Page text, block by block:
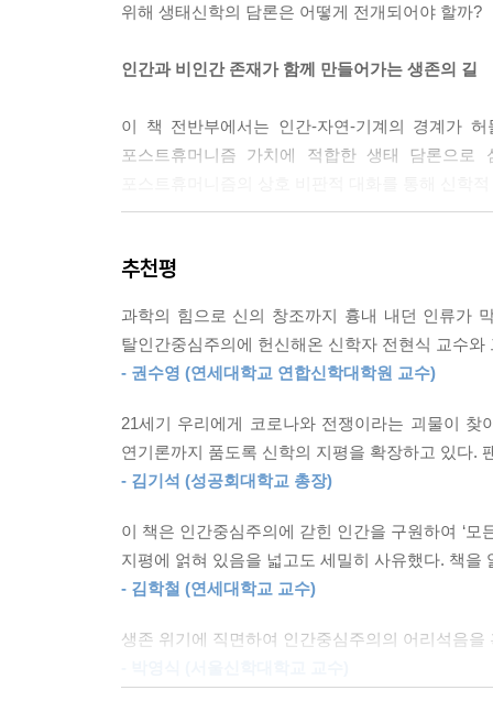
위해 생태신학의 담론은 어떻게 전개되어야 할까?
인간과 비인간 존재가 함께 만들어가는 생존의 길
이 책 전반부에서는 인간-자연-기계의 경계가
포스트휴머니즘 가치에 적합한 생태 담론으로
종교와 과학의 대화가 활발해지면서 필림 해프
이 책은 ‘공동-창조자’ 개념의 성서적 근거를
구체적으로 살핌으로써 인간과 비인간 존재의 공
관계성’ 관점으로 행위소를 재인식하여 인간중
자발성과 활기에 주목함으로써 정치 생태학의 가
제공하고 생태적 사유를 가능하게 하는 등 순기
이론과 생태적 사유를 신학에 접목할 수 있는 방향
상황에 필요한 책임의 개념과 주체 설정을 재고
추천평
과학의 힘으로 신의 창조까지 흉내 내던 인류가
탈인간중심주의에 헌신해온 신학자 전현식 교수
- 권수영 (연세대학교 연합신학대학원 교수)
21세기 우리에게 코로나와 전쟁이라는 괴물이
연기론까지 품도록 신학의 지평을 확장하고 있다.
- 김기석 (성공회대학교 총장)
이 책은 인간중심주의에 갇힌 인간을 구원하여 ‘
지평에 얽혀 있음을 넓고도 세밀히 사유했다. 책
- 김학철 (연세대학교 교수)
생존 위기에 직면하여 인간중심주의의 어리석음